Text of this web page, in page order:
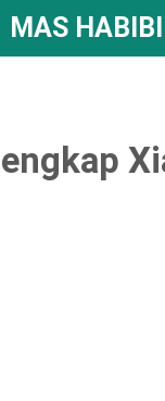
MAS HABIBI